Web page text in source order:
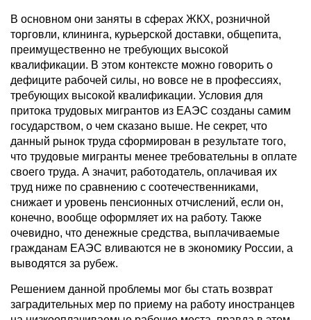
В основном они заняты в сферах ЖКХ, розничной
торговли, клининга, курьерской доставки, общепита,
преимущественно не требующих высокой
квалификации. В этом контексте можно говорить о
дефиците рабочей силы, но вовсе не в профессиях,
требующих высокой квалификации. Условия для
притока трудовых мигрантов из ЕАЭС созданы самим
государством, о чем сказано выше. Не секрет, что
данный рынок труда сформирован в результате того,
что трудовые мигранты менее требовательны в оплате
своего труда. А значит, работодатель, оплачивая их
труд ниже по сравнению с соотечественниками,
снижает и уровень пенсионных отчислений, если он,
конечно, вообще оформляет их на работу. Также
очевидно, что денежные средства, выплачиваемые
гражданам ЕАЭС вливаются не в экономику России, а
выводятся за рубеж.
Решением данной проблемы мог бы стать возврат
заградительных мер по приему на работу иностранцев